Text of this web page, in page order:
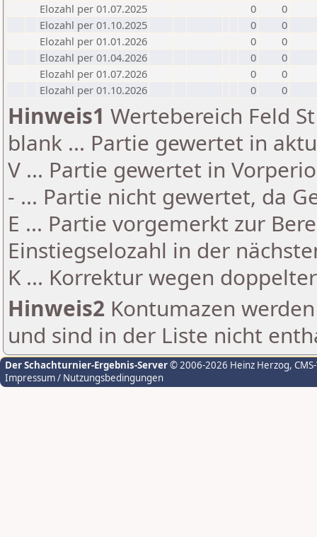
Elozahl per 01.07.2025
0
0
Elozahl per 01.10.2025
0
0
Elozahl per 01.01.2026
0
0
Elozahl per 01.04.2026
0
0
Elozahl per 01.07.2026
0
0
Elozahl per 01.10.2026
0 0
Hinweis1 Wertebereich Feld
blank ... Partie gewertet in
V ... Partie gewertet in
- ... Partie nicht gewertet, da
E ... Partie vorgemerkt zur
Einstiegselozahl in der
K ... Korrektur wegen
Hinweis2 Kontumazen
und sind in der Liste nicht
Der Schachturnier-Ergebnis-Server© 2006-2026 Heinz Herzog,
Impressum / Nutzungsbedingungen